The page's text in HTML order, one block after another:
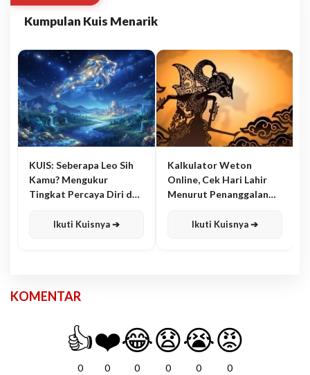
Kumpulan Kuis Menarik
KUIS: Seberapa Leo Sih
Kamu? Mengukur
Tingkat Percaya Diri dan
Ikuti Kuisnya ➔
Kalkulator Weton
Online, Cek Hari Lahir
Menurut Penanggalan
Ikuti Kuisnya ➔
KOMENTAR
👍
0
❤️
0
😂
0
😧
0
😭
0
😡
0